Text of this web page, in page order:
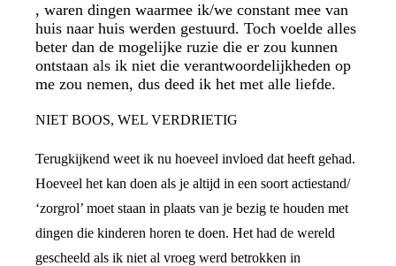
, waren dingen waarmee ik/we constant mee van
huis naar huis werden gestuurd. Toch voelde alles
beter dan de mogelijke ruzie die er zou kunnen
ontstaan als ik niet die verantwoordelijkheden op
me zou nemen, dus deed ik het met alle liefde.
NIET BOOS, WEL VERDRIETIG
Terugkijkend weet ik nu hoeveel invloed dat heeft gehad.
Hoeveel het kan doen als je altijd in een soort actiestand/
‘zorgrol’ moet staan in plaats van je bezig te houden met
dingen die kinderen horen te doen. Het had de wereld
gescheeld als ik niet al vroeg werd betrokken in